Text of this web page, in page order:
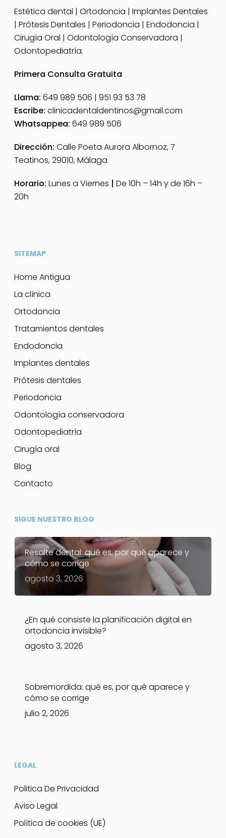
Estética dental | Ortodoncia | Implantes Dentales
| Prótesis Dentales | Periodoncia | Endodoncia |
Cirugía Oral | Odontología Conservadora |
Odontopediatría.
Primera Consulta Gratuita
Llama: 649 989 506 | 951 93 53 78
Escribe: clinicadentaldentinos@gmail.com
Whatsappea: 649 989 506
Dirección: Calle Poeta Aurora Albornoz, 7
Teatinos, 29010, Málaga
Horario: Lunes a Viernes | De 10h – 14h y de 16h –
20h
SITEMAP
Home Antigua
La clínica
Ortodoncia
Tratamientos dentales
Endodoncia
Implantes dentales
Prótesis dentales
Periodoncia
Odontología conservadora
Odontopediatría
Cirugía oral
Blog
Contacto
SIGUE NUESTRO BLOG
Resalte dental: qué es, por qué aparece y
cómo se corrige
agosto 3, 2026
¿En qué consiste la planificación digital en
ortodoncia invisible?
agosto 3, 2026
Sobremordida: qué es, por qué aparece y
cómo se corrige
julio 2, 2026
LEGAL
Politica De Privacidad
Aviso Legal
Política de cookies (UE)